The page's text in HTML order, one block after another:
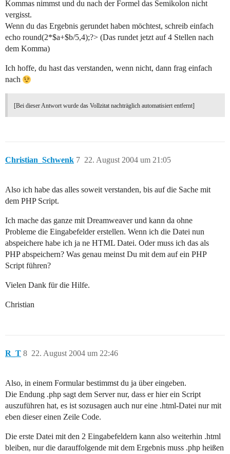
Kommas nimmst und du nach der Formel das Semikolon nicht
vergisst.
Wenn du das Ergebnis gerundet haben möchtest, schreib einfach
echo round(2*$a+$b/5,4);?> (Das rundet jetzt auf 4 Stellen nach
dem Komma)
Ich hoffe, du hast das verstanden, wenn nicht, dann frag einfach
nach
[Bei dieser Antwort wurde das Vollzitat nachträglich automatisiert entfernt]
Christian_Schwenk 22. August 2004 um 21:05
7
Also ich habe das alles soweit verstanden, bis auf die Sache mit
dem PHP Script.
Ich mache das ganze mit Dreamweaver und kann da ohne
Probleme die Eingabefelder erstellen. Wenn ich die Datei nun
abspeichere habe ich ja ne HTML Datei. Oder muss ich das als
PHP abspeichern? Was genau meinst Du mit dem auf ein PHP
Script führen?
Vielen Dank für die Hilfe.
Christian
R_T 22. August 2004 um 22:46
8
Also, in einem Formular bestimmst du ja über eingeben.
Die Endung .php sagt dem Server nur, dass er hier ein Script
auszuführen hat, es ist sozusagen auch nur eine .html-Datei nur mit
eben dieser einen Zeile Code.
Die erste Datei mit den 2 Eingabefeldern kann also weiterhin .html
bleiben, nur die darauffolgende mit dem Ergebnis muss .php heißen